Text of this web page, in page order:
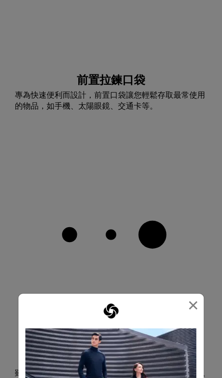
×
前置拉鍊口袋
專為快速便利而設計，前置口袋讓您輕鬆存取最常使用
的物品，如手機、太陽眼鏡、交通卡等。
必需品空間
雖然尺寸緊湊，主隔層仍提供足夠空間收納工作與個人